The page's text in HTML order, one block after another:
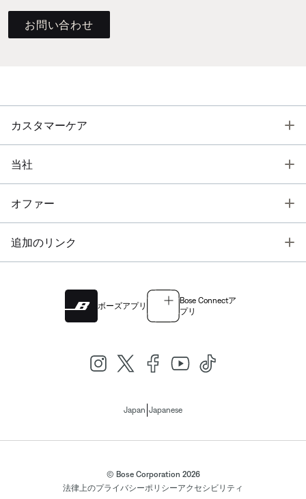
お問い合わせ
カスタマーケア
当社
オファー
追加のリンク
ボーズアプリ
Bose Connectア
プリ
Japan Japanese
© Bose Corporation 2026
法律上のプライバシーポリシーアクセシビリティ